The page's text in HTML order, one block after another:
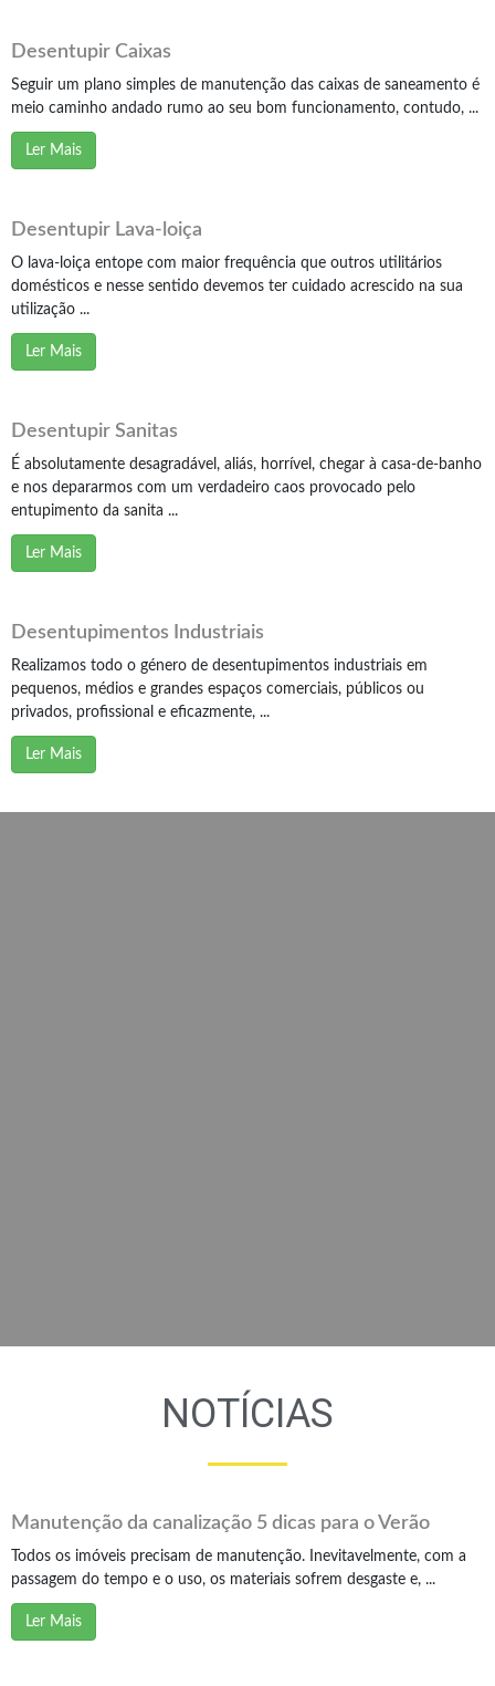
Desentupir Caixas
Seguir um plano simples de manutenção das caixas de saneamento é
meio caminho andado rumo ao seu bom funcionamento, contudo, ...
Ler Mais
Desentupir Lava-loiça
O lava-loiça entope com maior frequência que outros utilitários
domésticos e nesse sentido devemos ter cuidado acrescido na sua
utilização ...
Ler Mais
Desentupir Sanitas
É absolutamente desagradável, aliás, horrível, chegar à casa-de-banho
e nos depararmos com um verdadeiro caos provocado pelo
entupimento da sanita ...
Ler Mais
Desentupimentos Industriais
Realizamos todo o género de desentupimentos industriais em
pequenos, médios e grandes espaços comerciais, públicos ou
privados, profissional e eficazmente, ...
Ler Mais
NOTÍCIAS
Manutenção da canalização 5 dicas para o Verão
Todos os imóveis precisam de manutenção. Inevitavelmente, com a
passagem do tempo e o uso, os materiais sofrem desgaste e, ...
Ler Mais